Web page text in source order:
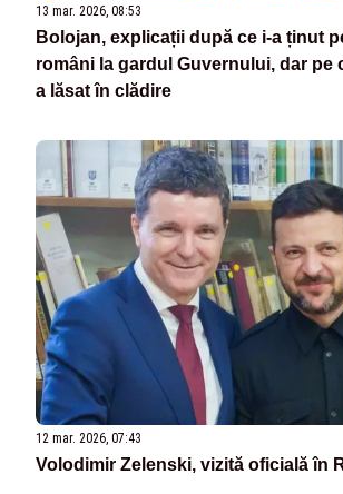
13 mar. 2026, 08:53
Bolojan, explicații după ce i-a ținut
români la gardul Guvernului, dar pe
a lăsat în clădire
12 mar. 2026, 07:43
Volodimir Zelenski, vizită oficială în